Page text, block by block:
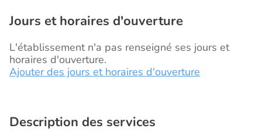
Jours et horaires d'ouverture
L'établissement n'a pas renseigné ses jours et
horaires d'ouverture.
Ajouter des jours et horaires d'ouverture
Description des services